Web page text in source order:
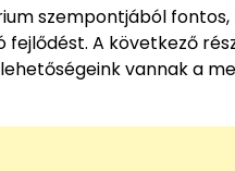
szempontjából
A következő
vannak a